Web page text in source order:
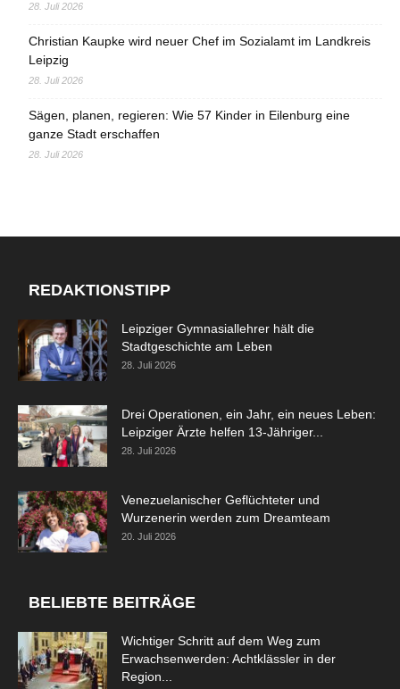
28. Juli 2026
Christian Kaupke wird neuer Chef im Sozialamt im Landkreis
Leipzig
28. Juli 2026
Sägen, planen, regieren: Wie 57 Kinder in Eilenburg eine
ganze Stadt erschaffen
28. Juli 2026
REDAKTIONSTIPP
Leipziger Gymnasiallehrer hält die
Stadtgeschichte am Leben
28. Juli 2026
Drei Operationen, ein Jahr, ein neues Leben:
Leipziger Ärzte helfen 13-Jähriger...
28. Juli 2026
Venezuelanischer Geflüchteter und
Wurzenerin werden zum Dreamteam
20. Juli 2026
BELIEBTE BEITRÄGE
Wichtiger Schritt auf dem Weg zum
Erwachsenwerden: Achtklässler in der
Region...